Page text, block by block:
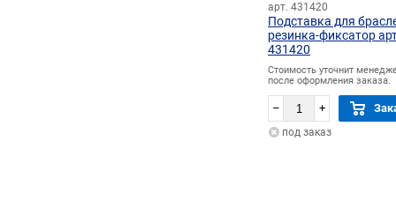
арт. 431420
Подставка для
резинка-фиксатор
431420
Стоимость уточнит
после оформления заказа.
– +
под заказ